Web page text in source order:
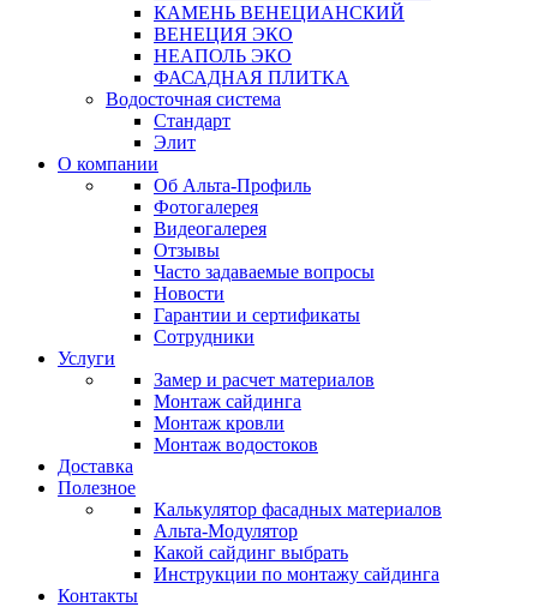
КАМЕНЬ ВЕНЕЦИАНСКИЙ
ВЕНЕЦИЯ ЭКО
НЕАПОЛЬ ЭКО
ФАСАДНАЯ ПЛИТКА
Водосточная система
Стандарт
Элит
О компании
Об Альта-Профиль
Фотогалерея
Видеогалерея
Отзывы
Часто задаваемые вопросы
Новости
Гарантии и сертификаты
Сотрудники
Услуги
Замер и расчет материалов
Монтаж сайдинга
Монтаж кровли
Монтаж водостоков
Доставка
Полезное
Калькулятор фасадных материалов
Альта-Модулятор
Какой сайдинг выбрать
Инструкции по монтажу сайдинга
Контакты